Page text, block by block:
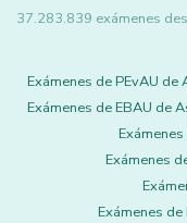
37.283.839 exámenes
Exámenes de PEvAU de
Exámenes de EBAU de
Exámenes
Exámenes